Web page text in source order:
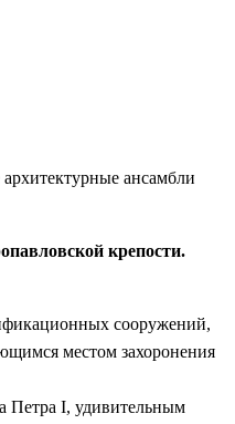
ансамбли
крепости.
сооружений,
местом захоронения
Петра I, удивительным